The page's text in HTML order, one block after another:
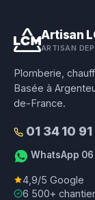
Artisan
ARTISAN
Plomberie,
Basée à
de-France.
01 34 10 91
WhatsApp 06
4,9/5 Google
6 500+